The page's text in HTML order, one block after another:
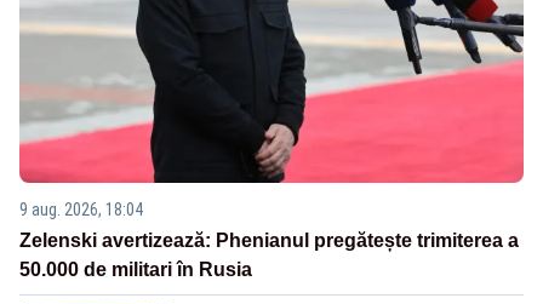
9 aug. 2026, 18:04
Zelenski avertizează: Phenianul pregătește trimiterea a
50.000 de militari în Rusia